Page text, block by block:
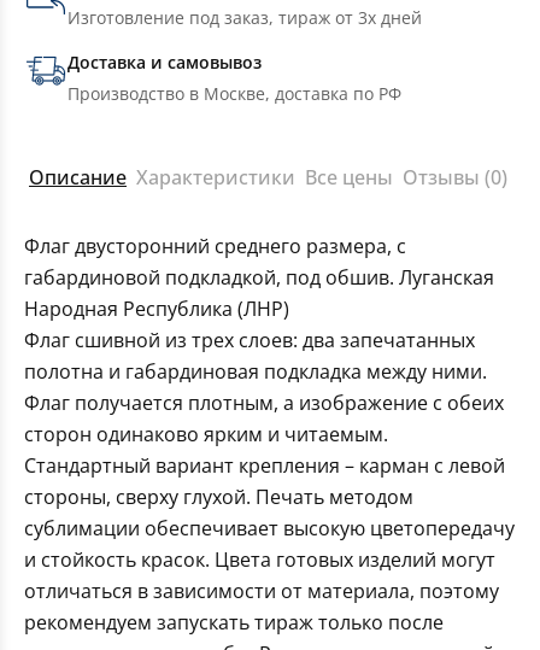
Изготовление под заказ, тираж от 3х дней
Доставка и самовывоз
Производство в Москве, доставка по РФ
Описание Характеристики Все цены Отзывы (0)
Флаг двусторонний среднего размера, с
габардиновой подкладкой, под обшив. Луганская
Народная Республика (ЛНР)
Флаг сшивной из трех слоев: два запечатанных
полотна и габардиновая подкладка между ними.
Флаг получается плотным, а изображение с обеих
сторон одинаково ярким и читаемым.
Стандартный вариант крепления – карман с левой
стороны, сверху глухой. Печать методом
сублимации обеспечивает высокую цветопередачу
и стойкость красок. Цвета готовых изделий могут
отличаться в зависимости от материала, поэтому
рекомендуем запускать тираж только после